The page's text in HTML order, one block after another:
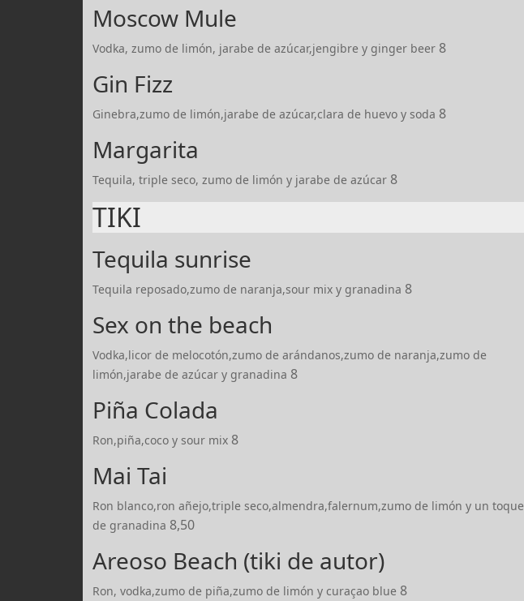
Moscow Mule
Vodka, zumo de limón, jarabe de azúcar,jengibre y ginger beer 8
Gin Fizz
Ginebra,zumo de limón,jarabe de azúcar,clara de huevo y soda 8
Margarita
Tequila, triple seco, zumo de limón y jarabe de azúcar 8
TIKI
Tequila sunrise
Tequila reposado,zumo de naranja,sour mix y granadina 8
Sex on the beach
Vodka,licor de melocotón,zumo de arándanos,zumo de naranja,zumo de
limón,jarabe de azúcar y granadina 8
Piña Colada
Ron,piña,coco y sour mix 8
Mai Tai
Ron blanco,ron añejo,triple seco,almendra,falernum,zumo de limón y un toque
de granadina 8,50
Areoso Beach (tiki de autor)
Ron, vodka,zumo de piña,zumo de limón y curaçao blue 8